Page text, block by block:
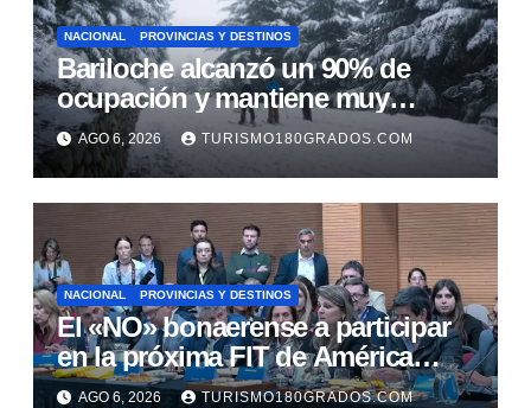
NACIONAL PROVINCIAS Y DESTINOS
Bariloche alcanzó un 90% de
ocupación y mantiene muy
buenas expectativas para agosto
AGO 6, 2026 TURISMO180GRADOS.COM
NACIONAL PROVINCIAS Y DESTINOS
El «NO» bonaerense a participar
en la próxima FIT de América
Latina
AGO 6, 2026 TURISMO180GRADOS.COM